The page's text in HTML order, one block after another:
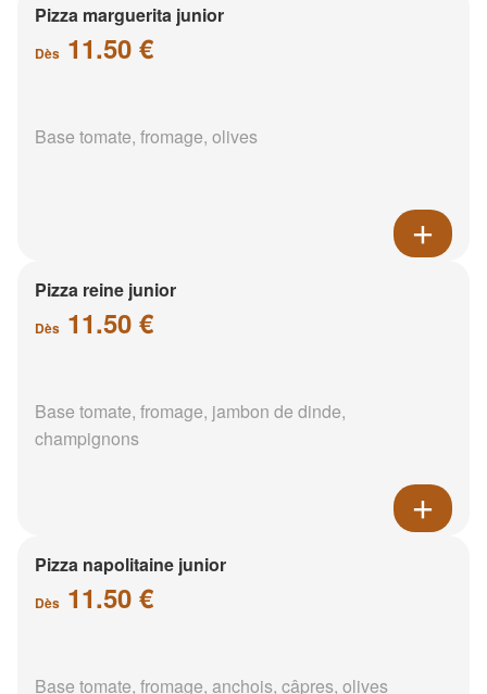
Pizza marguerita junior
Dès 11.50 €
Base tomate, fromage, olives
Pizza reine junior
Dès 11.50 €
Base tomate, fromage, jambon de dinde,
champignons
Pizza napolitaine junior
Dès 11.50 €
Base tomate, fromage, anchois, câpres, olives